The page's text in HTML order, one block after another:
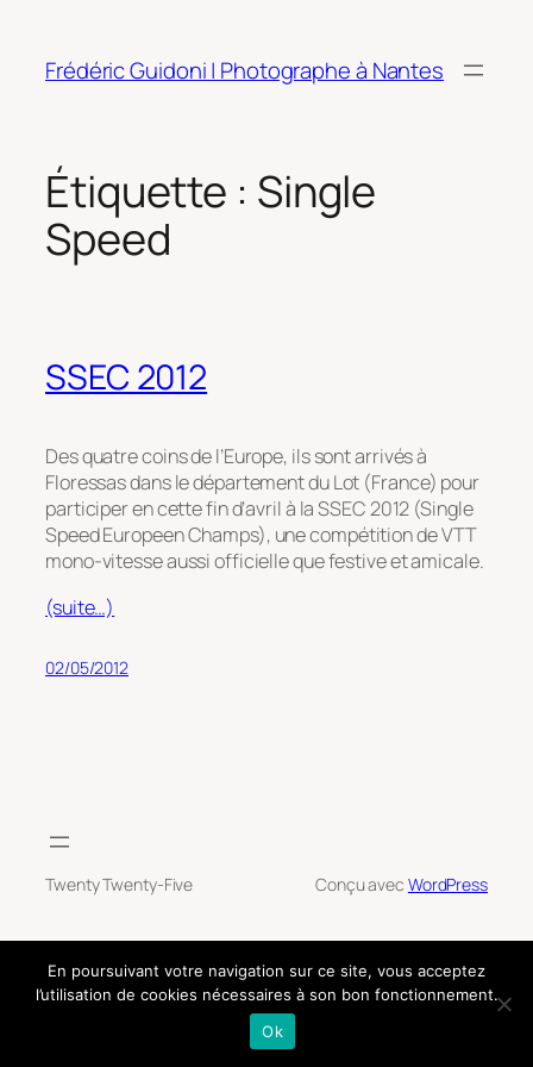
contenu
Frédéric Guidoni | Photographe à Nantes
Étiquette : Single
Speed
SSEC 2012
Des quatre coins de l’Europe, ils sont arrivés à
Floressas dans le département du Lot (France) pour
participer en cette fin d’avril à la SSEC 2012 (Single
Speed Europeen Champs), une compétition de VTT
mono-vitesse aussi officielle que festive et amicale.
(suite…)
02/05/2012
Twenty Twenty-Five Conçu avec WordPress
En poursuivant votre navigation sur ce site, vous acceptez
l’utilisation de cookies nécessaires à son bon fonctionnement.
Ok